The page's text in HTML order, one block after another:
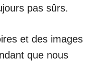
pas sûrs.
et des images
que nous